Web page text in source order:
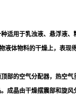
适用于乳浊液、悬浮液
液体物料的干燥上，表现
部的空气分配器，热空
成晶由干燥摆震部和旋